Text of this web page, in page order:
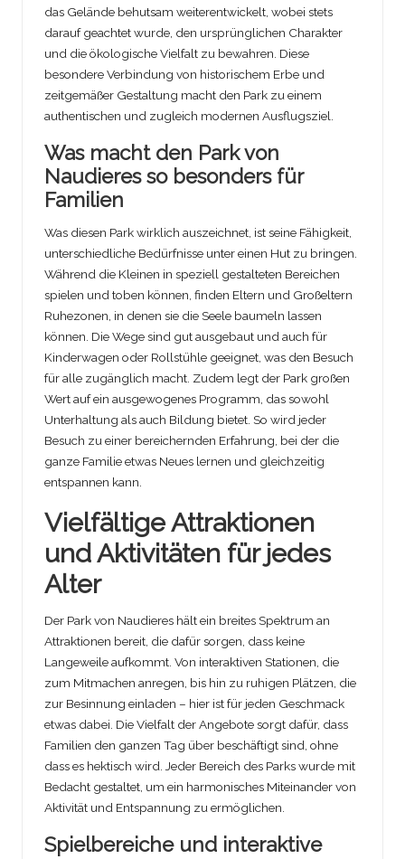
das Gelände behutsam weiterentwickelt, wobei stets
darauf geachtet wurde, den ursprünglichen Charakter
und die ökologische Vielfalt zu bewahren. Diese
besondere Verbindung von historischem Erbe und
zeitgemäßer Gestaltung macht den Park zu einem
authentischen und zugleich modernen Ausflugsziel.
Was macht den Park von
Naudieres so besonders für
Familien
Was diesen Park wirklich auszeichnet, ist seine Fähigkeit,
unterschiedliche Bedürfnisse unter einen Hut zu bringen.
Während die Kleinen in speziell gestalteten Bereichen
spielen und toben können, finden Eltern und Großeltern
Ruhezonen, in denen sie die Seele baumeln lassen
können. Die Wege sind gut ausgebaut und auch für
Kinderwagen oder Rollstühle geeignet, was den Besuch
für alle zugänglich macht. Zudem legt der Park großen
Wert auf ein ausgewogenes Programm, das sowohl
Unterhaltung als auch Bildung bietet. So wird jeder
Besuch zu einer bereichernden Erfahrung, bei der die
ganze Familie etwas Neues lernen und gleichzeitig
entspannen kann.
Vielfältige Attraktionen
und Aktivitäten für jedes
Alter
Der Park von Naudieres hält ein breites Spektrum an
Attraktionen bereit, die dafür sorgen, dass keine
Langeweile aufkommt. Von interaktiven Stationen, die
zum Mitmachen anregen, bis hin zu ruhigen Plätzen, die
zur Besinnung einladen – hier ist für jeden Geschmack
etwas dabei. Die Vielfalt der Angebote sorgt dafür, dass
Familien den ganzen Tag über beschäftigt sind, ohne
dass es hektisch wird. Jeder Bereich des Parks wurde mit
Bedacht gestaltet, um ein harmonisches Miteinander von
Aktivität und Entspannung zu ermöglichen.
Spielbereiche und interaktive